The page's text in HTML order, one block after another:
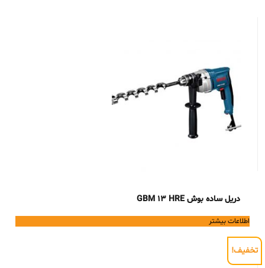
دریل ساده بوش GBM 13 HRE
اطلاعات بیشتر
تخفیف!